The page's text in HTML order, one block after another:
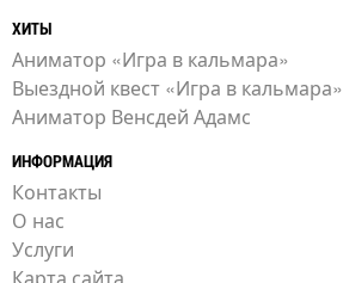
ХИТЫ
Аниматор «Игра в кальмара»
Выездной квест «Игра в кальмара»
Аниматор Венсдей Адамс
ИНФОРМАЦИЯ
Контакты
О нас
Услуги